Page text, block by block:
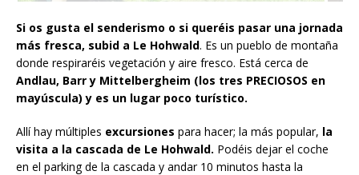
Si os gusta el senderismo o si queréis pasar una jornada
más fresca, subid a Le Hohwald. Es un pueblo de montaña
donde respiraréis vegetación y aire fresco. Está cerca de
Andlau, Barr y Mittelbergheim (los tres PRECIOSOS en
mayúscula) y es un lugar poco turístico.
Allí hay múltiples excursiones para hacer; la más popular, la
visita a la cascada de Le Hohwald. Podéis dejar el coche
en el parking de la cascada y andar 10 minutos hasta la